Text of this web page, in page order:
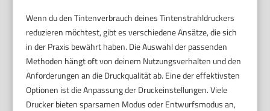
Wenn du den Tintenverbrauch deines Tintenstrahldruckers
reduzieren möchtest, gibt es verschiedene Ansätze, die sich
in der Praxis bewährt haben. Die Auswahl der passenden
Methoden hängt oft von deinem Nutzungsverhalten und den
Anforderungen an die Druckqualität ab. Eine der effektivsten
Optionen ist die Anpassung der Druckeinstellungen. Viele
Drucker bieten sparsamen Modus oder Entwurfsmodus an,